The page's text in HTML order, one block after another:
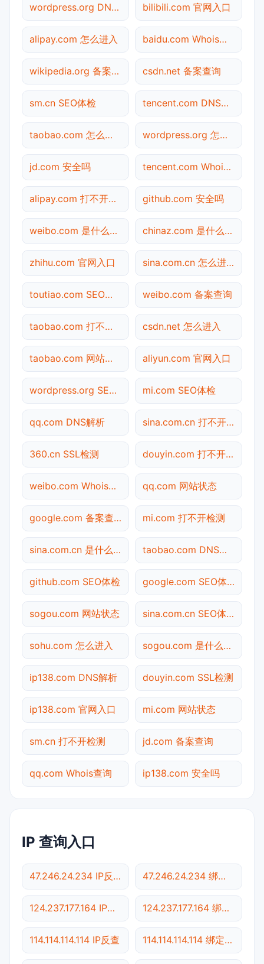
wordpress.org DNS解析 bilibili.com 官网入口
alipay.com 怎么进入 baidu.com Whois查询
wikipedia.org 备案查询 csdn.net 备案查询
sm.cn SEO体检 tencent.com DNS解析
taobao.com 怎么进入 wordpress.org 怎么进入
jd.com 安全吗 tencent.com Whois查询
alipay.com 打不开检测 github.com 安全吗
weibo.com 是什么网站 chinaz.com 是什么网站
zhihu.com 官网入口 sina.com.cn 怎么进入
toutiao.com SEO体检 weibo.com 备案查询
taobao.com 打不开检测 csdn.net 怎么进入
taobao.com 网站状态 aliyun.com 官网入口
wordpress.org SEO体检 mi.com SEO体检
qq.com DNS解析 sina.com.cn 打不开检测
360.cn SSL检测 douyin.com 打不开检测
weibo.com Whois查询 qq.com 网站状态
google.com 备案查询 mi.com 打不开检测
sina.com.cn 是什么网站 taobao.com DNS解析
github.com SEO体检 google.com SEO体检
sogou.com 网站状态 sina.com.cn SEO体检
sohu.com 怎么进入 sogou.com 是什么网站
ip138.com DNS解析 douyin.com SSL检测
ip138.com 官网入口 mi.com 网站状态
sm.cn 打不开检测 jd.com 备案查询
qq.com Whois查询 ip138.com 安全吗
IP 查询入口
47.246.24.234 IP反查 47.246.24.234 绑定域名
124.237.177.164 IP反查 124.237.177.164 绑定域名
114.114.114.114 IP反查 114.114.114.114 绑定域名